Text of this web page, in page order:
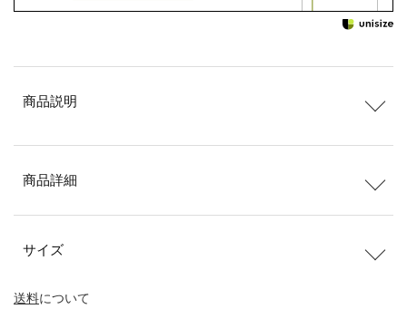
送料について
商品説明
商品詳細
サイズ